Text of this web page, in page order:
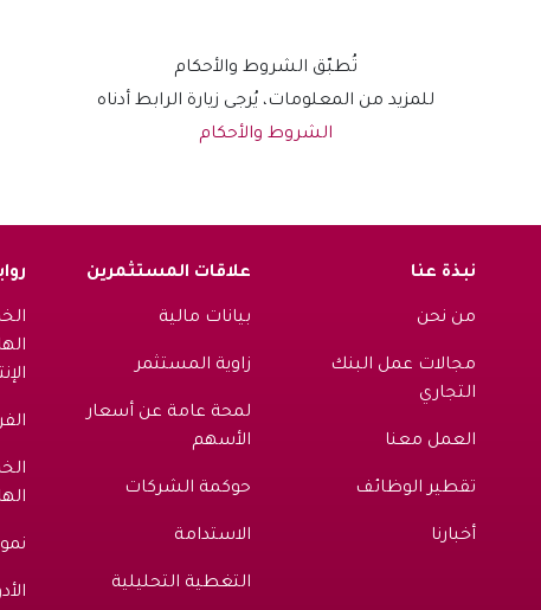
تُطبّق الشروط والأحكام
للمزيد من المعلومات، يُرجى زيارة الرابط أدناه
الشروط والأحكام
نبذة عنا
من نحن
مجالات عمل البنك
التجاري
العمل معنا
تقطير الوظائف
أخبارنا
علاقات المستثمرين
بيانات مالية
زاوية المستثمر
لمحة عامة عن أسعار
الأسهم
حوكمة الشركات
الاستدامة
التغطية التحليلية